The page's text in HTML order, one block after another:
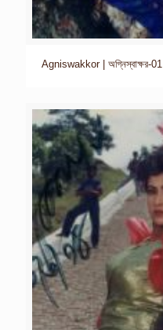
Agniswakkor | অগ্নিস্বাক্ষর-01